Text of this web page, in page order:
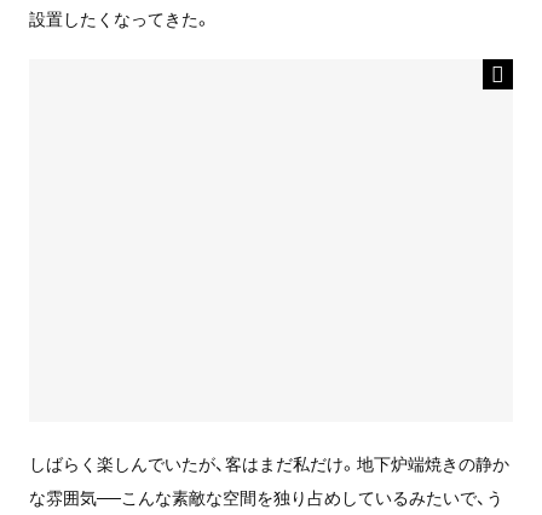
設置したくなってきた。
しばらく楽しんでいたが、客はまだ私だけ。地下炉端焼きの静か
な雰囲気──こんな素敵な空間を独り占めしているみたいで、う